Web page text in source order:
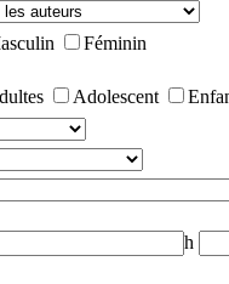
Féminin
Adolescent
h